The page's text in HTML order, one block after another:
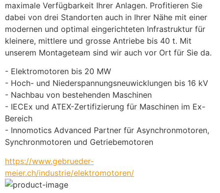
maximale Verfügbarkeit Ihrer Anlagen. Profitieren Sie
dabei von drei Standorten auch in Ihrer Nähe mit einer
modernen und optimal eingerichteten Infrastruktur für
kleinere, mittlere und grosse Antriebe bis 40 t. Mit
unserem Montageteam sind wir auch vor Ort für Sie da.
- Elektromotoren bis 20 MW
- Hoch- und Niederspannungsneuwicklungen bis 16 kV
- Nachbau von bestehenden Maschinen
- IECEx und ATEX-Zertifizierung für Maschinen im Ex-
Bereich
- Innomotics Advanced Partner für Asynchronmotoren,
Synchronmotoren und Getriebemotoren
https://www.gebrueder-
meier.ch/industrie/elektromotoren/